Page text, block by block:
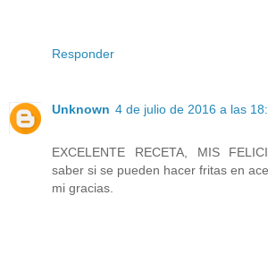
Responder
Unknown 4 de julio de 2016 a las
EXCELENTE RECETA, MIS
saber si se pueden hacer fritas en
mi gracias.